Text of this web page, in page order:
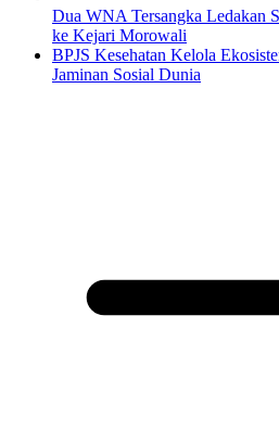
Dua WNA Tersangka Ledakan
ke Kejari Morowali
BPJS Kesehatan Kelola
Jaminan Sosial Dunia